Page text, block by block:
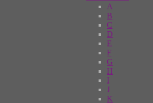
A
B
C
D
E
F
G
H
I
J
K